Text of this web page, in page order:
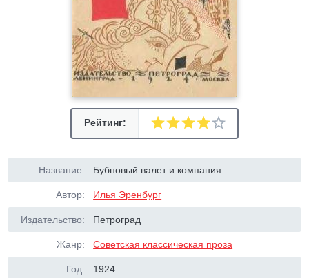
Рейтинг:
Название: Бубновый валет и компания
Автор: Илья Эренбург
Издательство: Петроград
Жанр: Советская классическая проза
Год: 1924